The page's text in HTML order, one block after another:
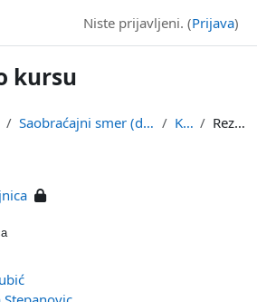
Niste prijavljeni. (Prijava)
kursu
Saobraćajni smer (drumski) KDS Rezime